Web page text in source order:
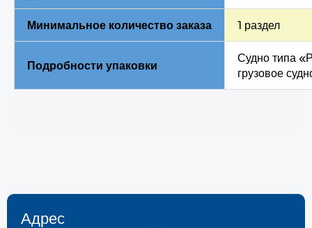
Минимальное количество заказа 1 раздел
Подробности упаковки
Судно типа
грузовое
Адрес